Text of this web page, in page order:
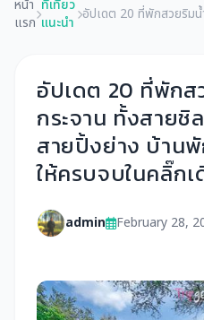
หน้า
แรก
ที่เที่ยว
แนะนำ อัปเดต 20 ที่พักสวยริมน้
อัปเดต 20 ที่พักส
กระจาน ทั้งสายชิ
สายปิ้งย่าง บ้านพั
ให้ครบจบในคลิ๊กเ
admin February 28,